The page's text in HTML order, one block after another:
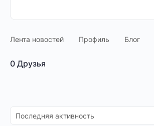
Лента новостей Профиль Блог
0 Друзья
Показать: